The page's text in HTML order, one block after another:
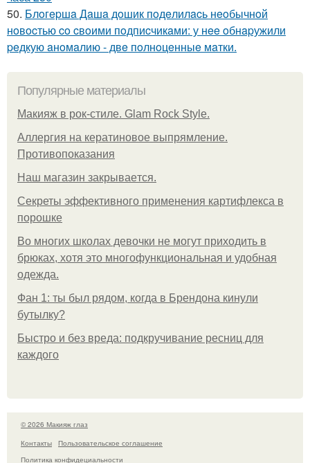
50. Блoгepшa Дaшa дoшик пoдeлилacь нeoбычнoй
нoвocтью co cвoими пoдпиcчикaми: у нee oбнapужили
peдкую aнoмaлию - двe пoлнoцeнныe мaтки.
Популярные материалы
Макияж в рок-стиле. Glam Rock Style.
Аллергия на кератиновое выпрямление.
Противопоказания
Нaш магaзин зaкрывaeтся.
Секреты эффективного применения картифлекса в
порошке
Во многих школах девочки не могут приходить в
брюках, хотя это многофункциональная и удобная
одежда.
Фан 1: ты был рядом, когда в Брендона кинули
бутылку?
Быстро и без вреда: подкручивание ресниц для
каждого
© 2026 Макияж глаз
Контакты
Пользовательское соглашение
Политика конфидециальности